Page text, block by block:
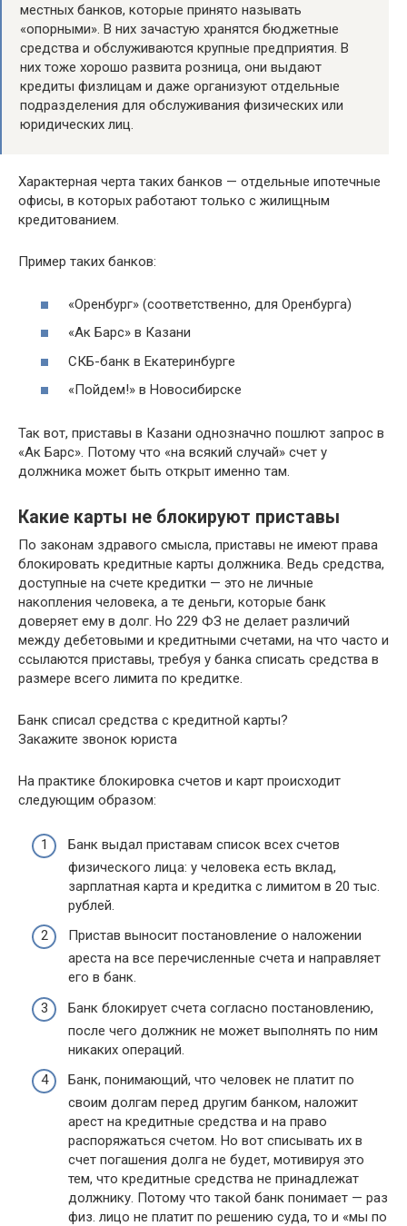
местных банков, которые принято называть
«опорными». В них зачастую хранятся бюджетные
средства и обслуживаются крупные предприятия. В
них тоже хорошо развита розница, они выдают
кредиты физлицам и даже организуют отдельные
подразделения для обслуживания физических или
юридических лиц.
Характерная черта таких банков — отдельные ипотечные
офисы, в которых работают только с жилищным
кредитованием.
Пример таких банков:
«Оренбург» (соответственно, для Оренбурга)
«Ак Барс» в Казани
СКБ-банк в Екатеринбурге
«Пойдем!» в Новосибирске
Так вот, приставы в Казани однозначно пошлют запрос в
«Ак Барс». Потому что «на всякий случай» счет у
должника может быть открыт именно там.
Какие карты не блокируют приставы
По законам здравого смысла, приставы не имеют права
блокировать кредитные карты должника. Ведь средства,
доступные на счете кредитки — это не личные
накопления человека, а те деньги, которые банк
доверяет ему в долг. Но 229 ФЗ не делает различий
между дебетовыми и кредитными счетами, на что часто и
ссылаются приставы, требуя у банка списать средства в
размере всего лимита по кредитке.
Банк списал средства с кредитной карты?
Закажите звонок юриста
На практике блокировка счетов и карт происходит
следующим образом:
Банк выдал приставам список всех счетов
физического лица: у человека есть вклад,
зарплатная карта и кредитка с лимитом в 20 тыс.
рублей.
Пристав выносит постановление о наложении
ареста на все перечисленные счета и направляет
его в банк.
Банк блокирует счета согласно постановлению,
после чего должник не может выполнять по ним
никаких операций.
Банк, понимающий, что человек не платит по
своим долгам перед другим банком, наложит
арест на кредитные средства и на право
распоряжаться счетом. Но вот списывать их в
счет погашения долга не будет, мотивируя это
тем, что кредитные средства не принадлежат
должнику. Потому что такой банк понимает — раз
физ. лицо не платит по решению суда, то и «мы по